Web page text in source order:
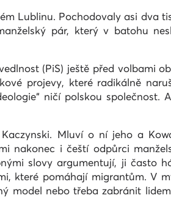
Lublinu. Pochodovaly asi dva
pár, který v batohu
(PiS) ještě před volbami
projevy, které radikálně
ničí polskou společnost.
Mluví o ní jeho a
nakonec i čeští odpůrci
slovy argumentují, ji často
které pomáhají migrantům. V
model nebo třeba zabránit